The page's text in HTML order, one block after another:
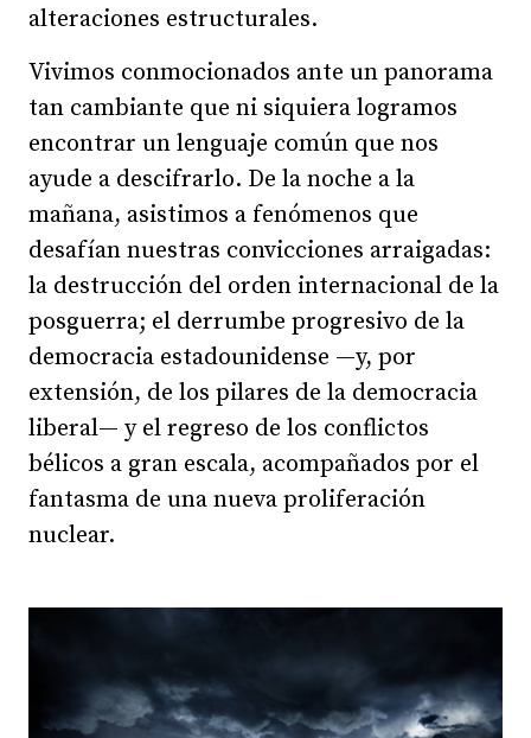
alteraciones estructurales.
Vivimos conmocionados ante un panorama
tan cambiante que ni siquiera logramos
encontrar un lenguaje común que nos
ayude a descifrarlo. De la noche a la
mañana, asistimos a fenómenos que
desafían nuestras convicciones arraigadas:
la destrucción del orden internacional de la
posguerra; el derrumbe progresivo de la
democracia estadounidense —y, por
extensión, de los pilares de la democracia
liberal— y el regreso de los conflictos
bélicos a gran escala, acompañados por el
fantasma de una nueva proliferación
nuclear.